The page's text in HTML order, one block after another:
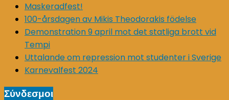
Maskeradfest!
100-årsdagen av Mikis Theodorakis födelse
Demonstration 9 april mot det statliga brott vid
Tempi
Uttalande om repression mot studenter i Sverige
Karnevalfest 2024
Σύνδεσμοι